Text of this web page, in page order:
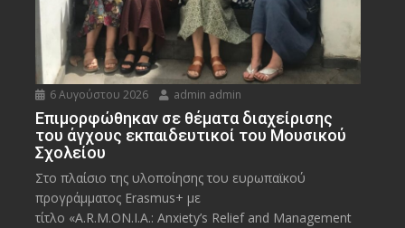
6 Αυγούστου 2026 admin admin
Eπιμορφώθηκαν σε θέματα διαχείρισης
του άγχους εκπαιδευτικοί του Μουσικού
Σχολείου
Στο πλαίσιο της υλοποίησης του ευρωπαϊκού
προγράμματος Erasmus+ με
τίτλο «A.R.M.ON.I.A.: Anxiety’s Relief and Management